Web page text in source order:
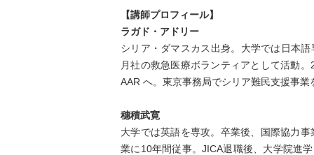
【講師プロフィール】
ラガド・アドリー
シリア・ダマスカス出身。大学では日本
月社の救急医療ボランティアとして活動
AAR へ。東京事務局でシリア難民支援事業
穗積武寛
大学では英語を専攻。卒業後、国際協力
業に10年間従事。JICA退職後、大学院進